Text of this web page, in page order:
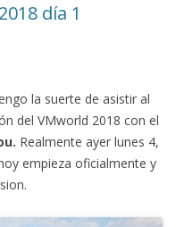
día 1
la suerte de asistir al
del VMworld 2018 con el
Realmente ayer lunes 4,
empieza oficialmente y